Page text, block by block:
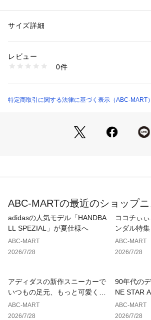
しい履き心地のよさにもこだわった一足。
ALL STAR SQUARETOE SPEC
・つま先の印象に合わせた角ばった形状に
・アッパーを成形する際の底面にクッショ
(個人差がございますので、あくまでも目安
このシューズの作りは標準です。
【注意】
24.5cmの取扱に関して、コンバースでのサ
※サイズによりシューホールの数が異なり
性別：レディース
素材：コットン（=綿）・キャンバス
洗濯：-
※詳しい洗濯方法については、商品の品質表示タグ
7071230001 （ショップ）
サイズ詳細
レビュー
0件
特定商取引に関する法律に基づく表示（ABC-MART）
ABC-MARTの最近のショップニ
adidasの人気モデル「HANDBA
LL SPEZIAL」が夏仕様へ
ABC-MART
2026/7/28
ココチぃ
ンダル特
ABC-MART
2026/7/28
アディダスの新作スニーカーで
いつもの足元、もっと可愛くア
ップデート
ABC-MART
2026/7/28
90年代の
NE STAR
ンバース
ABC-MART
2026/7/28